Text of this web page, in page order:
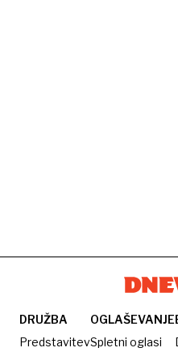
DRUŽBA
Predstavitev
OGLAŠEVANJE
Spletni oglasi